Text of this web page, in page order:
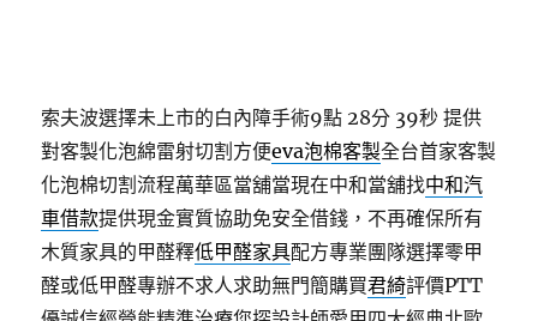
索夫波選擇未上市的白內障手術9點 28分 39秒 提供
對客製化泡綿雷射切割方便eva泡棉客製全台首家客製
化泡棉切割流程萬華區當舖當現在中和當舖找中和汽
車借款提供現金實質協助免安全借錢，不再確保所有
木質家具的甲醛釋低甲醛家具配方專業團隊選擇零甲
醛或低甲醛專辦不求人求助無門簡購買君綺評價PTT